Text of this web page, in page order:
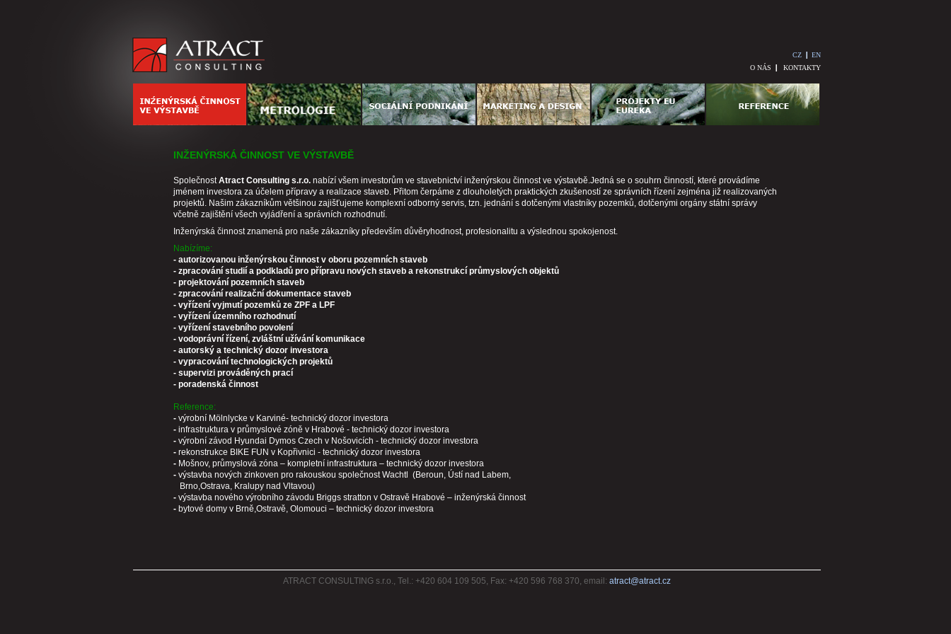
CZ
EN
O NÁS
KONTAKTY
INŽENÝRSKÁ ČINNOST VE VÝSTAVBĚ
Společnost Atract Consulting s.r.o. nabízí všem investorům ve stavebnictví inženýrskou činnost ve výstavbě.Jedná se o souhrn činností, které provádíme
jménem investora za účelem přípravy a realizace staveb. Přitom čerpáme z dlouholetých praktických zkušeností ze správních řízení zejména již realizovaných
projektů. Našim zákazníkům většinou zajišťujeme komplexní odborný servis, tzn. jednání s dotčenými vlastníky pozemků, dotčenými orgány státní správy
včetně zajištění všech vyjádření a správních rozhodnutí.
Inženýrská činnost znamená pro naše zákazníky především důvěryhodnost, profesionalitu a výslednou spokojenost.
Nabízíme:
- autorizovanou inženýrskou činnost v oboru pozemních staveb
- zpracování studií a podkladů pro přípravu nových staveb a rekonstrukcí průmyslových objektů
- projektování pozemních staveb
- zpracování realizační dokumentace staveb
- vyřízení vyjmutí pozemků ze ZPF a LPF
- vyřízení územního rozhodnutí
- vyřízení stavebního povolení
- vodoprávní řízení, zvláštní užívání komunikace
- autorský a technický dozor investora
- vypracování technologických projektů
- supervizi prováděných prací
- poradenská činnost
Reference:
- výrobní Mölnlycke v Karviné- technický dozor investora
- infrastruktura v průmyslové zóně v Hrabové - technický dozor investora
- výrobní závod Hyundai Dymos Czech v Nošovicích - technický dozor investora
- rekonstrukce BIKE FUN v Kopřivnici - technický dozor investora
- Mošnov, průmyslová zóna – kompletní infrastruktura – technický dozor investora
- výstavba nových zinkoven pro rakouskou společnost Wachtl (Beroun, Ústí nad Labem,
Brno,Ostrava, Kralupy nad Vltavou)
- výstavba nového výrobního závodu Briggs stratton v Ostravě Hrabové – inženýrská činnost
- bytové domy v Brně,Ostravě, Olomouci – technický dozor investora
ATRACT CONSULTING s.r.o., Tel.: +420 604 109 505, Fax: +420 596 768 370, email: atract@atract.cz